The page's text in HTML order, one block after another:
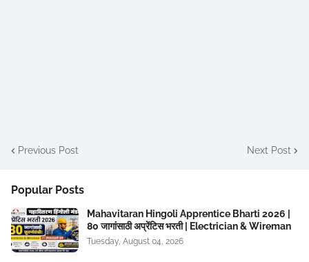
Previous Post Next Post
Popular Posts
Mahavitaran Hingoli Apprentice Bharti 2026 |
80 जागांसाठी अप्रेंटिस भरती | Electrician & Wireman
Tuesday, August 04, 2026